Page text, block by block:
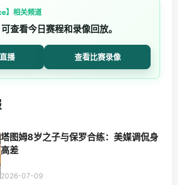
】相关频道
查看今日赛程和录像回放。
播 查看比赛录像
塔图姆8岁之子与保罗合练：美媒调侃身
高差
2026-07-09